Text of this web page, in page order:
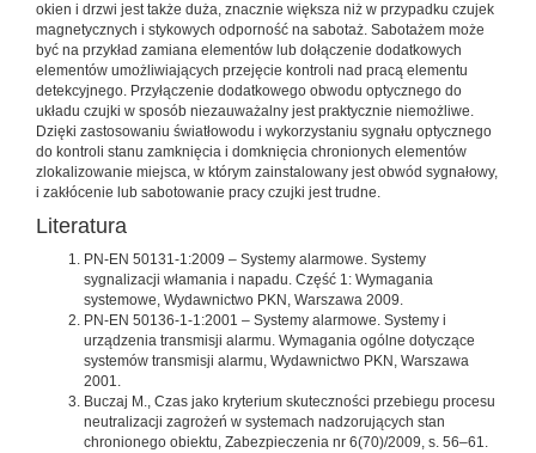
okien i drzwi jest także duża, znacznie większa niż w przypadku czujek
magnetycznych i stykowych odporność na sabotaż. Sabotażem może
być na przykład zamiana elementów lub dołączenie dodatkowych
elementów umożliwiających przejęcie kontroli nad pracą elementu
detekcyjnego. Przyłączenie dodatkowego obwodu optycznego do
układu czujki w sposób niezauważalny jest praktycznie niemożliwe.
Dzięki zastosowaniu światłowodu i wykorzystaniu sygnału optycznego
do kontroli stanu zamknięcia i domknięcia chronionych elementów
zlokalizowanie miejsca, w którym zainstalowany jest obwód sygnałowy,
i zakłócenie lub sabotowanie pracy czujki jest trudne.
Literatura
PN-EN 50131-1:2009 – Systemy alarmowe. Systemy
sygnalizacji włamania i napadu. Część 1: Wymagania
systemowe, Wydawnictwo PKN, Warszawa 2009.
PN-EN 50136-1-1:2001 – Systemy alarmowe. Systemy i
urządzenia transmisji alarmu. Wymagania ogólne dotyczące
systemów transmisji alarmu, Wydawnictwo PKN, Warszawa
2001.
Buczaj M., Czas jako kryterium skuteczności przebiegu procesu
neutralizacji zagrożeń w systemach nadzorujących stan
chronionego obiektu, Zabezpieczenia nr 6(70)/2009, s. 56–61.